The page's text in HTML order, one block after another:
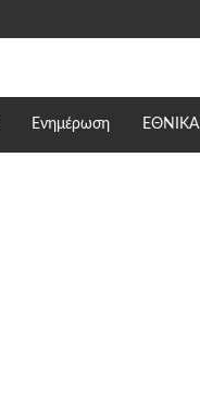
Ενημέρωση ΕΘΝΙΚΆ